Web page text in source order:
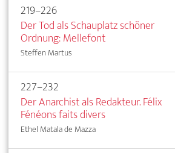
219–226
Der Tod als Schauplatz schöner
Ordnung: Mellefont
Steffen Martus
227–232
Der Anarchist als Redakteur. Félix
Fénéons faits divers
Ethel Matala de Mazza